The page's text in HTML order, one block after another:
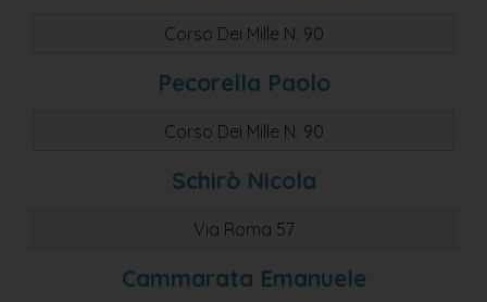
Corso Dei Mille N. 90
Pecorella Paolo
Corso Dei Mille N. 90
Schirò Nicola
Via Roma 57
Cammarata Emanuele